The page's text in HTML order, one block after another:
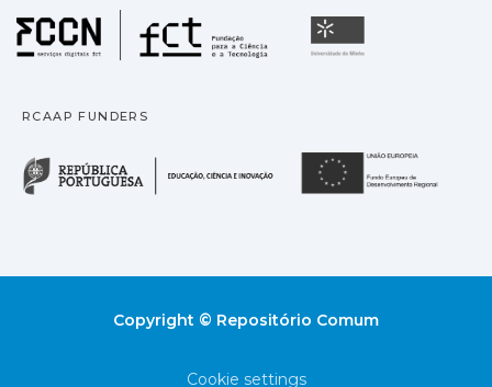
Fundação para a
RCAAP FUNDERS
República Portuguesa
Copyright © Repositório Comum
Cookie settings